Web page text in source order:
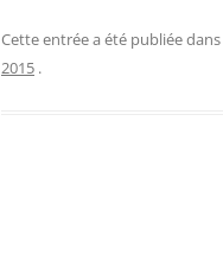
Cette entrée a été publiée dans
2015 .